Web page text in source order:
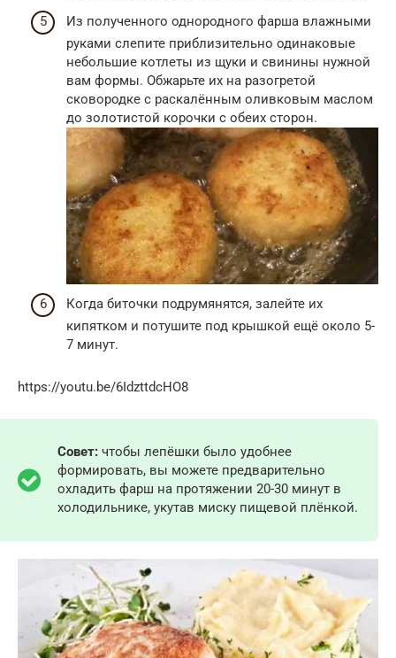
Из полученного однородного фарша влажными
руками слепите приблизительно одинаковые
небольшие котлеты из щуки и свинины нужной
вам формы. Обжарьте их на разогретой
сковородке с раскалённым оливковым маслом
до золотистой корочки с обеих сторон.
Когда биточки подрумянятся, залейте их
кипятком и потушите под крышкой ещё около 5-
7 минут.
https://youtu.be/6IdzttdcHO8
Совет: чтобы лепёшки было удобнее
формировать, вы можете предварительно
охладить фарш на протяжении 20-30 минут в
холодильнике, укутав миску пищевой плёнкой.